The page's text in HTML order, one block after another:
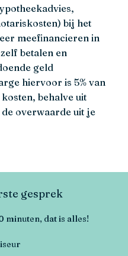
bij het
meefinancieren in
betalen en
geld
hiervoor is 5% van
behalve uit
overwaarde uit je
gesprek
minuten, dat is alles!